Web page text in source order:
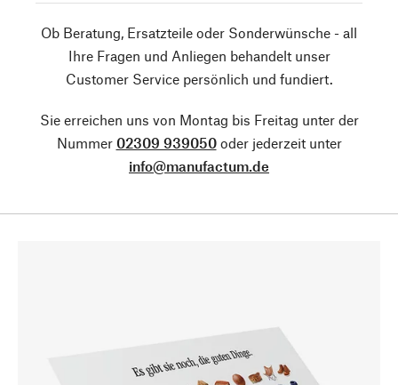
Ob Beratung, Ersatzteile oder Sonderwünsche - all
Ihre Fragen und Anliegen behandelt unser
Customer Service persönlich und fundiert.
Sie erreichen uns von Montag bis Freitag unter der
Nummer 02309 939050oder jederzeit unter
info@manufactum.de